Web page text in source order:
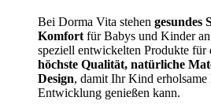
Bei Dorma Vita stehen gesundes
Komfort für Babys und Kinder
speziell entwickelten Produkte für
höchste Qualität, natürliche
Design, damit Ihr Kind erholsame
Entwicklung genießen kann.